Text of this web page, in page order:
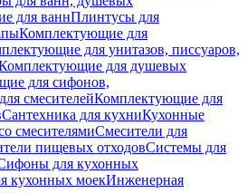
для ваннПлинтусы для
Комплектующие для
для унитазов, писсуаров,
для душевых
для сифонов,
смесителейКомплектующие для
Сантехника для кухниКухонные
смесителямиСмесители для
пищевых отходовСистемы для
для кухонных
кухонных моекИнженерная